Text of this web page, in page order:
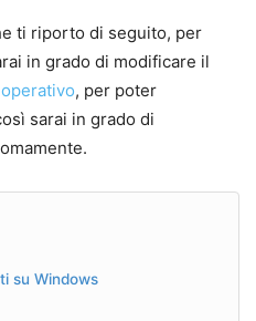
ti riporto di seguito, per
in grado di modificare il
, per poter
sarai in grado di
su Windows